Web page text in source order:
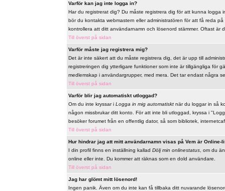
Varför kan jag inte logga in?
Har du registrerat dig? Du måste registrera dig för att kunna
bör du kontakta webmastern eller administratören för att få reda
kontrollera att ditt användarnamn och lösenord stämmer. Oftast är
Till överst på sidan
Varför måste jag registrera mig?
Det är inte säkert att du måste registrera dig, det är upp till
registreringen dig ytterligare funktioner som inte är tillgängliga för
medlemskap i användargrupper, med mera. Det tar endast några
Till överst på sidan
Varför blir jag automatiskt utloggad?
Om du inte kryssar i Logga in mig automatisktnär du loggar in så
någon missbrukar ditt konto. För att inte bli utloggad, kryssa i
besöker forumet från en offentlig dator, så som bibliotek,
Till överst på sidan
Hur hindrar jag att mitt användarnamn visas på Vem är Online-
I din profil finns en inställning kallad Dölj min onlinestatus, om du
online eller inte. Du kommer att räknas som en dold användare.
Till överst på sidan
Jag har glömt mitt lösenord!
Ingen panik. Även om du inte kan få tillbaka ditt nuvarande